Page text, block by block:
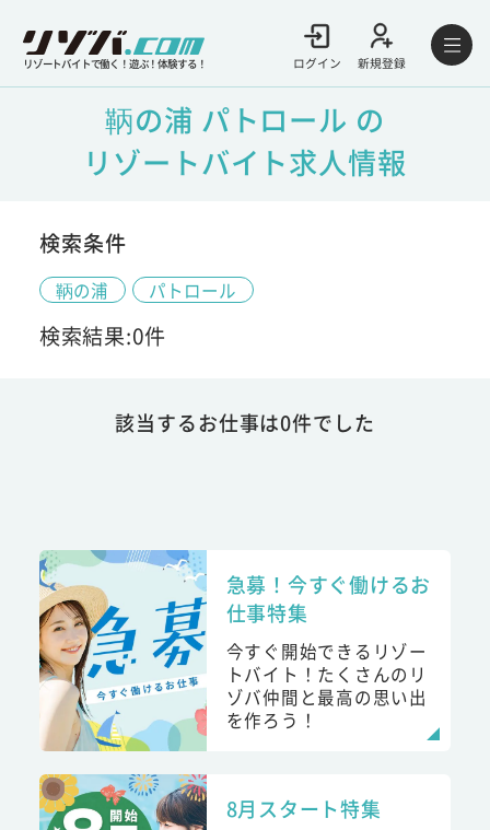
リゾートバイトで働く！遊ぶ！体験する！ ログイン 新規登録
鞆の浦 パトロール の
リゾートバイト求人情報
検索条件
鞆の浦 パトロール
検索結果:0件
該当するお仕事は0件でした
急募！今すぐ働けるお
仕事特集
今すぐ開始できるリゾー
トバイト！たくさんのリ
ゾバ仲間と最高の思い出
を作ろう！
8月スタート特集